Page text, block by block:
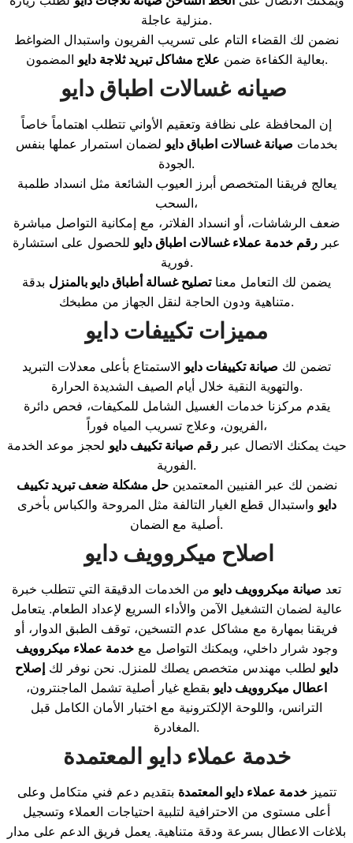
منزلية عاجلة.
نضمن لك القضاء التام على تسريب الفريون واستبدال الضواغط
بعالية الكفاءة ضمن علاج مشاكل تبريد ثلاجة دايو المضمون.
إن المحافظة على نظافة وتعقيم الأواني تتطلب اهتماماً خاصاً
بخدمات صيانة غسالات اطباق دايو لضمان استمرار عملها بنفس
الجودة.
يعالج فريقنا المتخصص أبرز العيوب الشائعة مثل انسداد طلمبة
السحب،
ضعف الرشاشات، أو انسداد الفلاتر، مع إمكانية التواصل مباشرة
عبر رقم خدمة عملاء غسالات اطباق دايو للحصول على استشارة
فورية.
يضمن لك التعامل معناتصليح غسالة أطباق دايو بالمنزل بدقة
متناهية ودون الحاجة لنقل الجهاز من مطبخك.
مميزات تكييفات دايو
تضمن لك صيانة تكييفات دايو الاستمتاع بأعلى معدلات التبريد
والتهوية النقية خلال أيام الصيف الشديدة الحرارة.
يقدم مركزنا خدمات الغسيل الشامل للمكيفات، فحص دائرة
الفريون، وعلاج تسريب المياه فوراً،
حيث يمكنك الاتصال عبررقم صيانة تكييف دايو لحجز موعد الخدمة
الفورية.
نضمن لك عبر الفنيين المعتمدينحل مشكلة ضعف تبريد تكييف
دايو واستبدال قطع الغيار التالفة مثل المروحة والكباس بأخرى
أصلية مع الضمان.
اصلاح ميكروويف دايو
تعد صيانة ميكروويف دايو من الخدمات الدقيقة التي تتطلب خبرة
عالية لضمان التشغيل الآمن والأداء السريع لإعداد الطعام. يتعامل
فريقنا بمهارة مع مشاكل عدم التسخين، توقف الطبق الدوار، أو
وجود شرار داخلي، ويمكنك التواصل معخدمة عملاء ميكروويف
دايو لطلب مهندس متخصص يصلك للمنزل. نحن نوفر لك إصلاح
اعطال ميكروويف دايو بقطع غيار أصلية تشمل الماجنترون،
الترانس، واللوحة الإلكترونية مع اختبار الأمان الكامل قبل
المغادرة.
خدمة عملاء دايو المعتمدة
تتميزخدمة عملاء دايو المعتمدة بتقديم دعم فني متكامل وعلى
أعلى مستوى من الاحترافية لتلبية احتياجات العملاء وتسجيل
بلاغات الاعطال بسرعة ودقة متناهية. يعمل فريق الدعم على مدار